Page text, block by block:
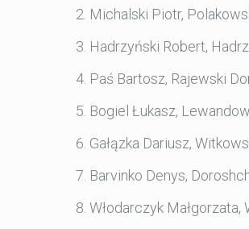
Michalski Piotr,
Hadrzyński Robert,
Paś Bartosz, Rajewski
Bogiel Łukasz,
Gałązka Dariusz,
Barvinko Denys,
Włodarczyk